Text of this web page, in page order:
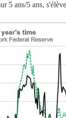
5 ans/5 ans,